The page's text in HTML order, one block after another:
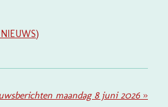
NIEUWS)
maandag 8 juni 2026 »